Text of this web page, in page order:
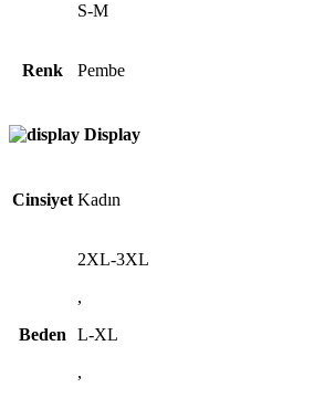
S-M
Renk Pembe
Display
Cinsiyet Kadın
Beden
2XL-3XL
,
L-XL
,